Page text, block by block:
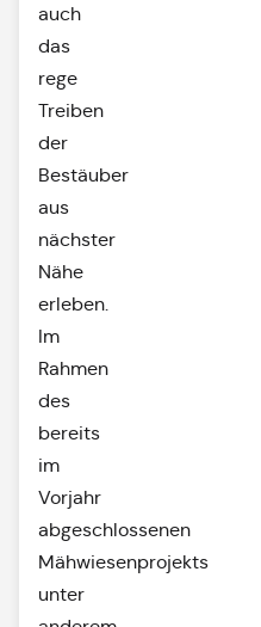
auch
das
rege
Treiben
der
Bestäuber
aus
nächster
Nähe
erleben.
Im
Rahmen
des
bereits
im
Vorjahr
abgeschlossenen
Mähwiesenprojekts
unter